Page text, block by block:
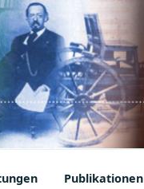
Publikationen